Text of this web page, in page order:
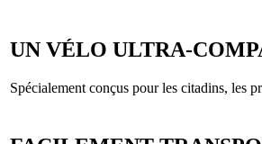
UN VÉLO ULTRA-
Spécialement conçus pour les citadins, les